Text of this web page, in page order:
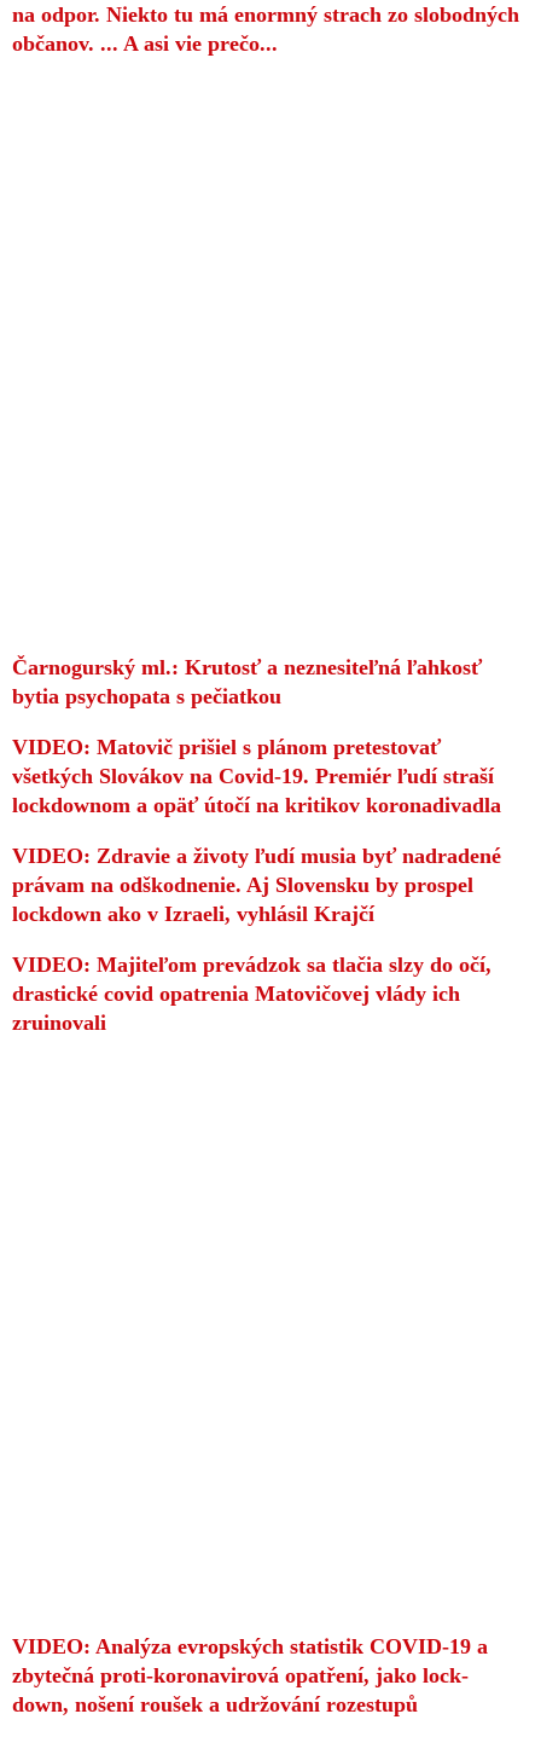
na odpor. Niekto tu má enormný strach zo slobodných
občanov. ... A asi vie prečo...
Čarnogurský ml.: Krutosť a neznesiteľná ľahkosť
bytia psychopata s pečiatkou
VIDEO: Matovič prišiel s plánom pretestovať
všetkých Slovákov na Covid-19. Premiér ľudí straší
lockdownom a opäť útočí na kritikov koronadivadla
VIDEO: Zdravie a životy ľudí musia byť nadradené
právam na odškodnenie. Aj Slovensku by prospel
lockdown ako v Izraeli, vyhlásil Krajčí
VIDEO: Majiteľom prevádzok sa tlačia slzy do očí,
drastické covid opatrenia Matovičovej vlády ich
zruinovali
VIDEO: Analýza evropských statistik COVID-19 a
zbytečná proti-koronavirová opatření, jako lock-
down, nošení roušek a udržování rozestupů